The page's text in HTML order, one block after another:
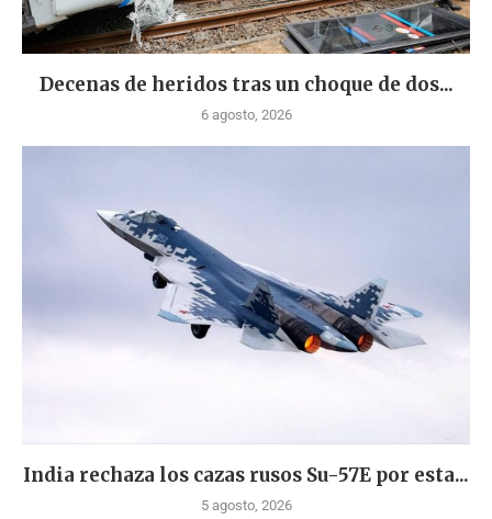
Decenas de heridos tras un choque de dos...
6 agosto, 2026
India rechaza los cazas rusos Su-57E por esta...
5 agosto, 2026